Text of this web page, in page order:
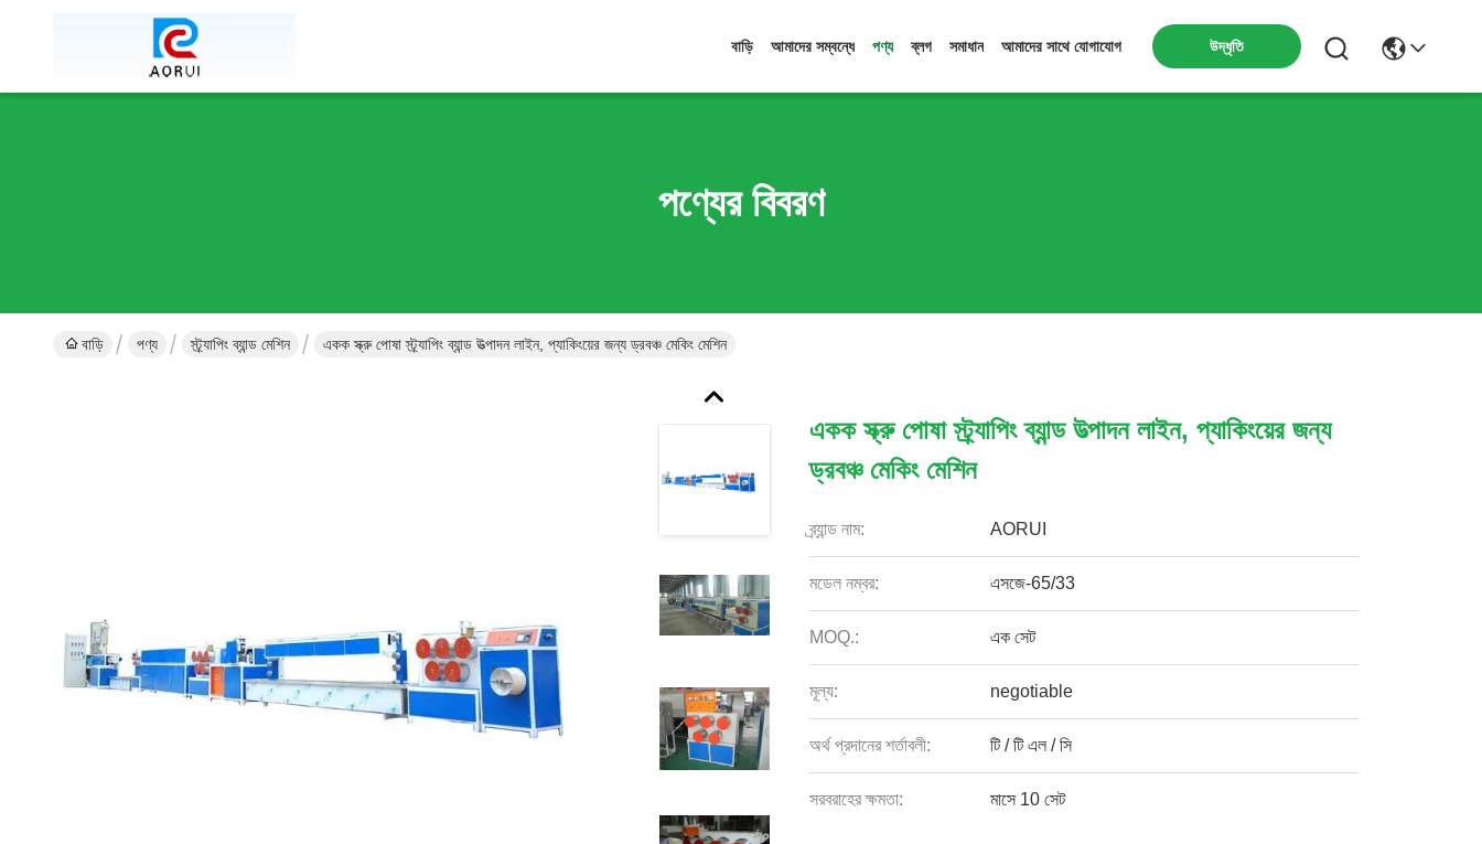
বাড়ি আমাদের সম্বন্ধে পণ্য ব্লগ সমাধান আমাদের সাথে যোগাযোগ উদ্ধৃতি
পণ্যের বিবরণ
বাড়ি পণ্য স্ট্র্যাপিং ব্যান্ড মেশিন একক স্ক্রু পোষা স্ট্র্যাপিং ব্যান্ড উত্পাদন লাইন, প্যাকিংয়ের জন্য ড্রবঞ্চ মেকিং মেশিন
একক স্ক্রু পোষা স্ট্র্যাপিং ব্যান্ড উত্পাদন লাইন, প্যাকিংয়ের জন্য
ড্রবঞ্চ মেকিং মেশিন
ব্র্যান্ড নাম: AORUI
মডেল নম্বর: এসজে-65/33
MOQ.: এক সেট
মূল্য: negotiable
অর্থ প্রদানের শর্তাবলী: টি / টি এল / সি
সরবরাহের ক্ষমতা: মাসে 10 সেট